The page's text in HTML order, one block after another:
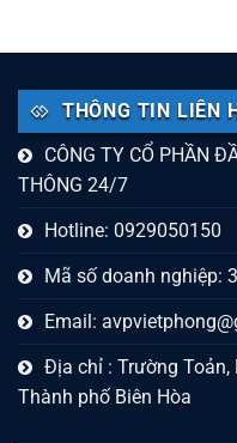
THÔNG TIN LIÊN
CÔNG TY CỔ PHẦN
THÔNG 24/7
Hotline: 0929050150
Mã số doanh nghiệp:
Email:
Địa chỉ : Trường Toản,
Thành phố Biên Hòa